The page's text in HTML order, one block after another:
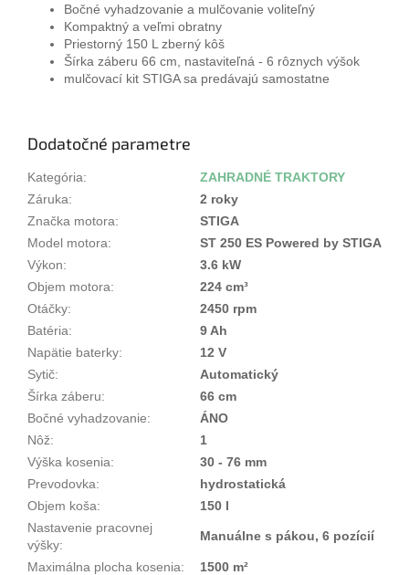
Bočné vyhadzovanie a mulčovanie voliteľný
Kompaktný a veľmi obratny
Priestorný 150 L zberný kôš
Šírka záberu 66 cm, nastaviteľná - 6 rôznych výšok
mulčovací kit STIGA sa predávajú samostatne
Dodatočné parametre
Kategória:
ZAHRADNÉ TRAKTORY
Záruka:
2 roky
Značka motora:
STIGA
Model motora:
ST 250 ES Powered by STIGA
Výkon:
3.6 kW
Objem motora:
224 cm³
Otáčky:
2450 rpm
Batéria:
9 Ah
Napätie baterky:
12 V
Sytič:
Automatický
Šírka záberu:
66 cm
Bočné vyhadzovanie:
ÁNO
Nôž:
1
Výška kosenia:
30 - 76 mm
Prevodovka:
hydrostatická
Objem koša:
150 l
Nastavenie pracovnej
výšky:
Manuálne s pákou, 6 pozícií
Maximálna plocha kosenia:
1500 m²